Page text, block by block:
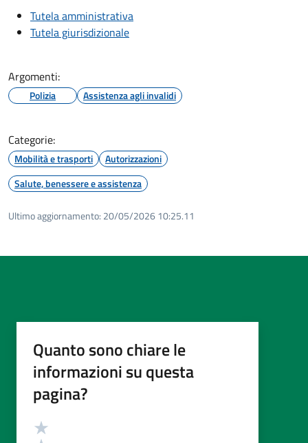
Tutela amministrativa
Tutela giurisdizionale
Argomenti:
Polizia Assistenza agli invalidi
Categorie:
Mobilità e trasporti
Autorizzazioni
Salute, benessere e assistenza
Ultimo aggiornamento: 20/05/2026 10:25.11
Quanto sono chiare le
informazioni su questa
pagina?
Valutazione